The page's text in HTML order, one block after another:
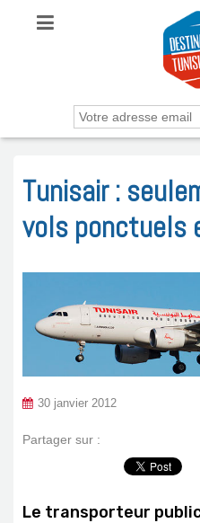
Tunisair :
vols ponctuels
30 janvier 2012
Partager sur :
Le transporteur